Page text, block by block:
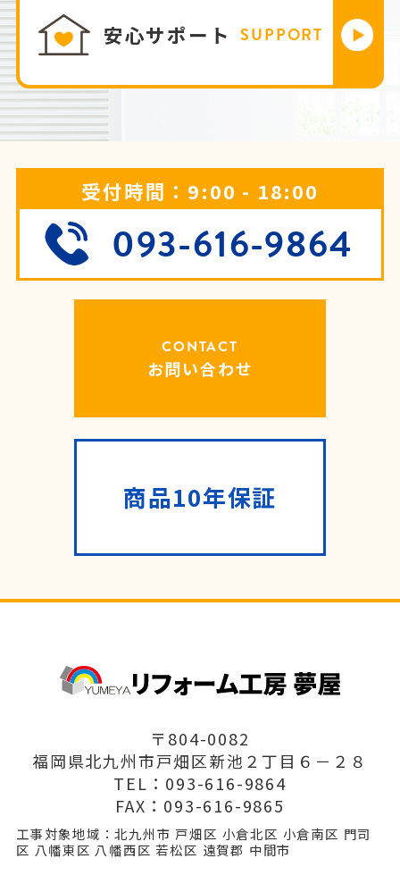
安心サポート SUPPORT
受付時間：9:00 - 18:00
093-616-9864
CONTACT
お問い合わせ
商品10年保証
〒804-0082
福岡県北九州市戸畑区新池２丁目６－２８
TEL：093-616-9864
FAX：093-616-9865
工事対象地域：北九州市 戸畑区 小倉北区 小倉南区 門司
区 八幡東区 八幡西区 若松区 遠賀郡 中間市